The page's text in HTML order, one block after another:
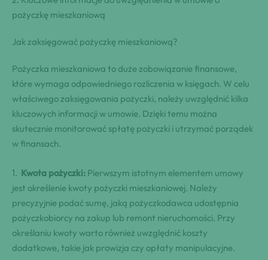
pożyczkę mieszkaniową
Jak zaksięgować pożyczkę mieszkaniową?
Pożyczka mieszkaniowa to duże zobowiązanie finansowe,
które wymaga odpowiedniego rozliczenia w księgach. W celu
właściwego zaksięgowania pożyczki,‌ należy uwzględnić kilka
kluczowych informacji w umowie. Dzięki temu​ można⁣
skutecznie monitorować‍ spłatę pożyczki i utrzymać porządek
w finansach.
1. ‍ Kwota pożyczki: Pierwszym istotnym elementem umowy
jest określenie ‌kwoty pożyczki mieszkaniowej. Należy
‍precyzyjnie⁤ podać sumę, jaką ‍pożyczkodawca‍ udostępnia
pożyczkobiorcy na ⁤zakup lub remont nieruchomości. Przy
określaniu ​kwoty ​warto⁤ również⁤ uwzględnić koszty
dodatkowe, takie jak prowizja czy opłaty manipulacyjne.